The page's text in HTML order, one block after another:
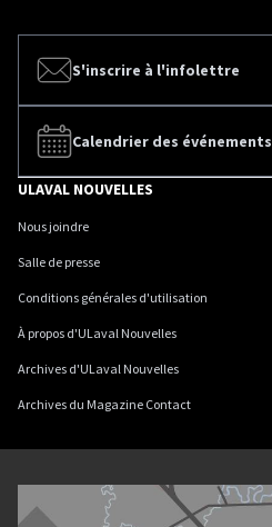
S'inscrire à l'infolettre
Calendrier des événements
ULAVAL NOUVELLES
Nous joindre
Salle de presse
Conditions générales d'utilisation
À propos d'ULaval Nouvelles
Archives d'ULaval Nouvelles
Archives du Magazine Contact